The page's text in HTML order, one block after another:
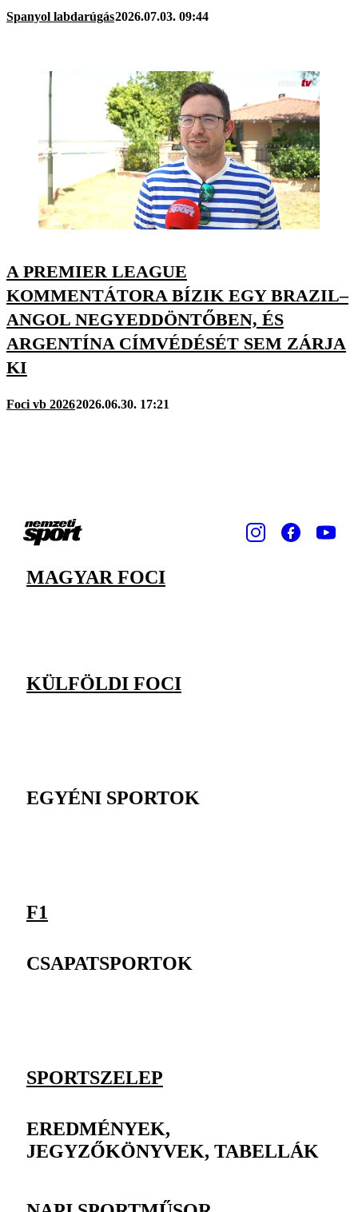
Spanyol labdarúgás2026.07.03. 09:44
A PREMIER LEAGUE
KOMMENTÁTORA BÍZIK EGY BRAZIL–
ANGOL NEGYEDDÖNTŐBEN, ÉS
ARGENTÍNA CÍMVÉDÉSÉT SEM ZÁRJA
KI
Foci vb 20262026.06.30. 17:21
MAGYAR FOCI
KÜLFÖLDI FOCI
EGYÉNI SPORTOK
F1
CSAPATSPORTOK
SPORTSZELEP
EREDMÉNYEK,
JEGYZŐKÖNYVEK, TABELLÁK